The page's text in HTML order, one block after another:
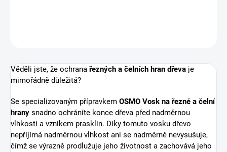
Věděli jste, že ochrana řezných a čelních hran dřeva je
mimořádně důležitá?
Se specializovaným přípravkem OSMO Vosk na řezné a čelní
hrany snadno ochráníte konce dřeva před nadměrnou
vlhkostí a vznikem prasklin. Díky tomuto vosku dřevo
nepřijímá nadměrnou vlhkost ani se nadměrně nevysušuje,
čímž se výrazně prodlužuje jeho životnost a zachovává jeho